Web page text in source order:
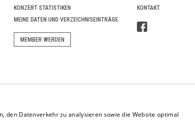
KONZERT STATISTIKEN
MEINE DATEN UND VERZEICHNISEINTRÄGE
MEMBER WERDEN
KONTAKT
den Datenverkehr zu analysieren sowie die Website optimal